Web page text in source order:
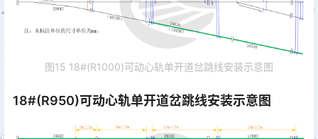
图15 18#(R1000)可动心轨单开道岔跳线安装示意图
18#(R950)可动心轨单开道岔跳线安装示意图